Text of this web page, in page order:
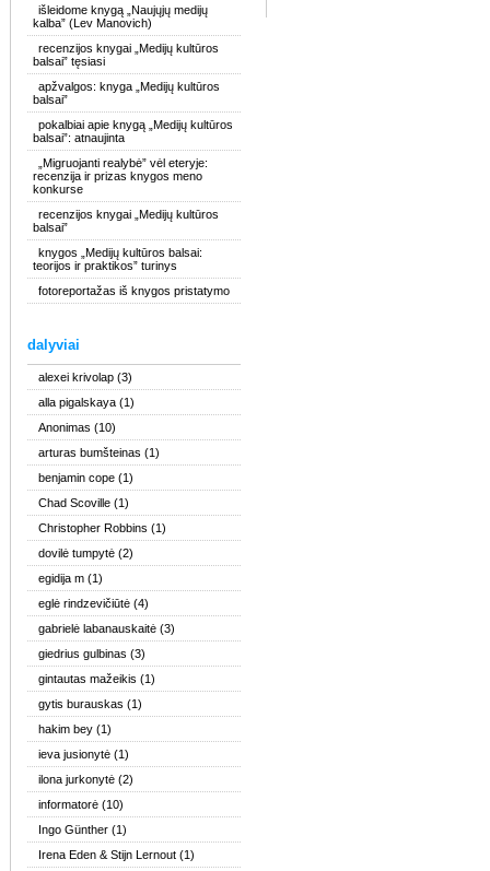
išleidome knygą „Naujųjų medijų
kalba” (Lev Manovich)
recenzijos knygai „Medijų kultūros
balsai” tęsiasi
apžvalgos: knyga „Medijų kultūros
balsai”
pokalbiai apie knygą „Medijų kultūros
balsai”: atnaujinta
„Migruojanti realybė” vėl eteryje:
recenzija ir prizas knygos meno
konkurse
recenzijos knygai „Medijų kultūros
balsai”
knygos „Medijų kultūros balsai:
teorijos ir praktikos” turinys
fotoreportažas iš knygos pristatymo
dalyviai
alexei krivolap (3)
alla pigalskaya (1)
Anonimas (10)
arturas bumšteinas (1)
benjamin cope (1)
Chad Scoville (1)
Christopher Robbins (1)
dovilė tumpytė (2)
egidija m (1)
eglė rindzevičiūtė (4)
gabrielė labanauskaitė (3)
giedrius gulbinas (3)
gintautas mažeikis (1)
gytis burauskas (1)
hakim bey (1)
ieva jusionytė (1)
ilona jurkonytė (2)
informatorė (10)
Ingo Günther (1)
Irena Eden & Stijn Lernout (1)